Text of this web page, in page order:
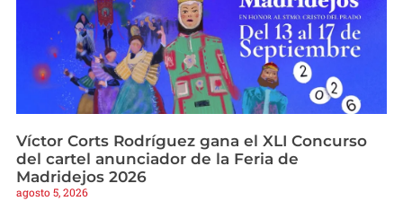
Víctor Corts Rodríguez gana el XLI Concurso
del cartel anunciador de la Feria de
Madridejos 2026
agosto 5, 2026